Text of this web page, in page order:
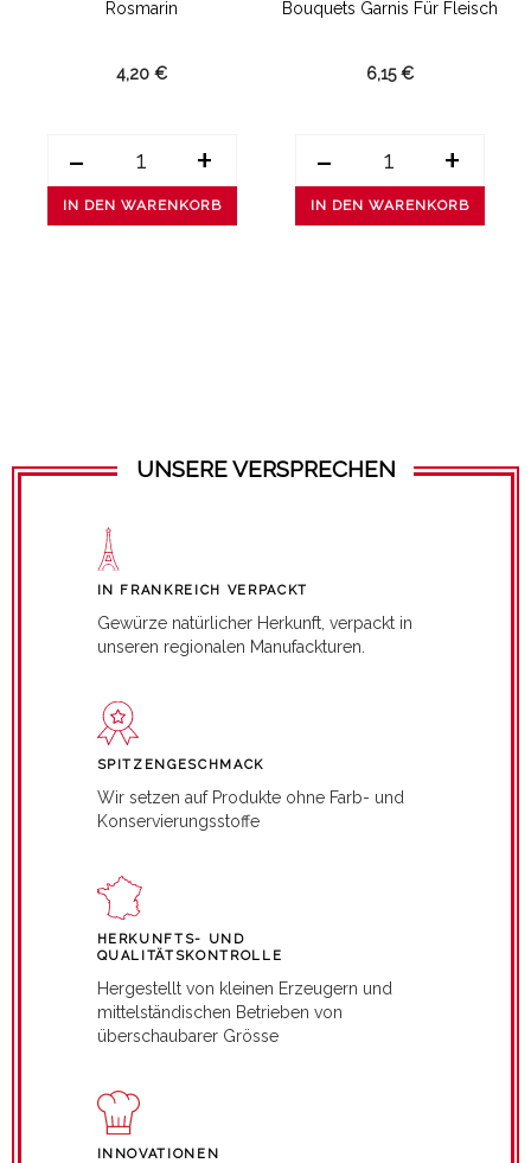
Rosmarin
4,20 €
- +
IN DEN WARENKORB
Bouquets Garnis Für Fleisch
6,15 €
- +
IN DEN WARENKORB
UNSERE VERSPRECHEN
IN FRANKREICH VERPACKT
Gewürze natürlicher Herkunft, verpackt in
unseren regionalen Manufackturen.
SPITZENGESCHMACK
Wir setzen auf Produkte ohne Farb- und
Konservierungsstoffe
HERKUNFTS- UND
QUALITÄTSKONTROLLE
Hergestellt von kleinen Erzeugern und
mittelständischen Betrieben von
überschaubarer Grösse
INNOVATIONEN